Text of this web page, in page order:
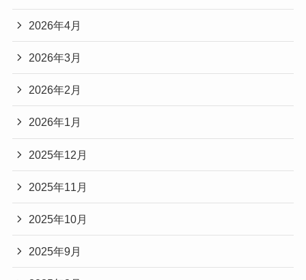
2026年4月
2026年3月
2026年2月
2026年1月
2025年12月
2025年11月
2025年10月
2025年9月